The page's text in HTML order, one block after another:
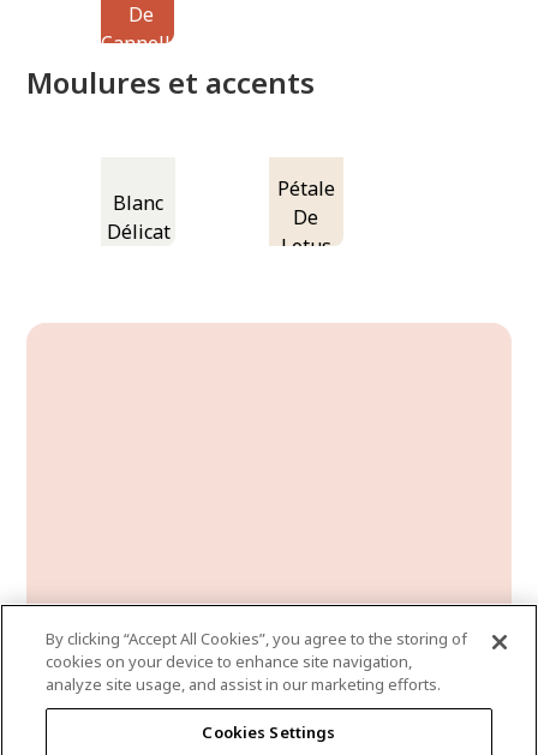
De
Cannelle
Moulures et accents
Blanc
Délicat
Pétale
De
Lotus
By clicking “Accept All Cookies”, you agree to the storing of
cookies on your device to enhance site navigation,
analyze site usage, and assist in our marketing efforts.
Cookies Settings